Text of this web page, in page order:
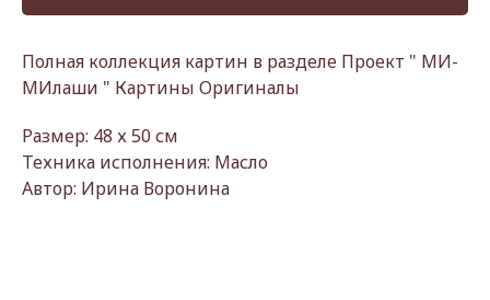
Полная коллекция картин в разделе Проект " МИ-
МИлаши " Картины Оригиналы
Размер: 48 х 50 см
Техника исполнения: Масло
Автор: Ирина Воронина